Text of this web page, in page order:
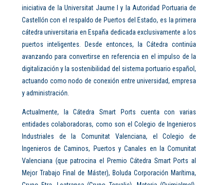
iniciativa de la Universitat Jaume I y la Autoridad Portuaria de
Castellón con el respaldo de Puertos del Estado, es la primera
cátedra universitaria en España dedicada exclusivamente a los
puertos inteligentes. Desde entonces, la Cátedra continúa
avanzando para convertirse en referencia en el impulso de la
digitalización y la sostenibilidad del sistema portuario español,
actuando como nodo de conexión entre universidad, empresa
y administración.
Actualmente, la Cátedra Smart Ports cuenta con varias
entidades colaboradoras, como son el Colegio de Ingenieros
Industriales de la Comunitat Valenciana, el Colegio de
Ingenieros de Caminos, Puertos y Canales en la Comunitat
Valenciana (que patrocina el Premio Cátedra Smart Ports al
Mejor Trabajo Final de Máster), Boluda Corporación Marítima,